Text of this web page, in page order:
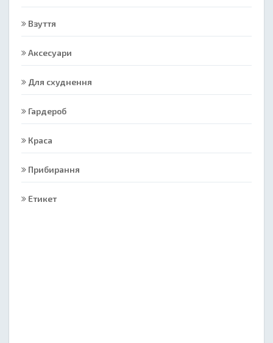
Взуття
Аксесуари
Для схуднення
Гардероб
Краса
Прибирання
Етикет